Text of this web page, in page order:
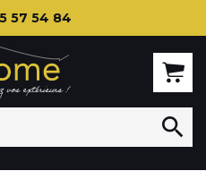
57 54 84
